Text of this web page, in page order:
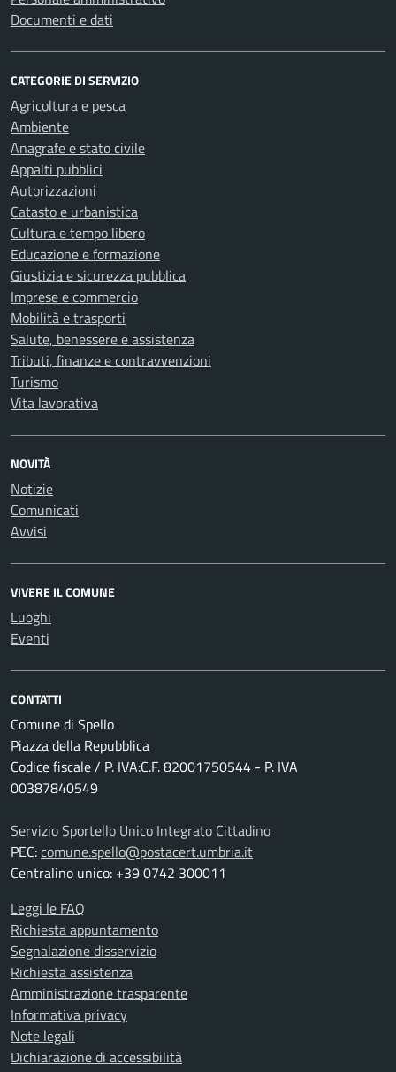
Documenti e dati
CATEGORIE DI SERVIZIO
Agricoltura e pesca
Ambiente
Anagrafe e stato civile
Appalti pubblici
Autorizzazioni
Catasto e urbanistica
Cultura e tempo libero
Educazione e formazione
Giustizia e sicurezza pubblica
Imprese e commercio
Mobilità e trasporti
Salute, benessere e assistenza
Tributi, finanze e contravvenzioni
Turismo
Vita lavorativa
NOVITÀ
Notizie
Comunicati
Avvisi
VIVERE IL COMUNE
Luoghi
Eventi
CONTATTI
Comune di Spello
Piazza della Repubblica
Codice fiscale / P. IVA:C.F. 82001750544 - P. IVA
00387840549
Servizio Sportello Unico Integrato Cittadino
PEC:comune.spello@postacert.umbria.it
Centralino unico: +39 0742 300011
Leggi le FAQ
Richiesta appuntamento
Segnalazione disservizio
Richiesta assistenza
Amministrazione trasparente
Informativa privacy
Note legali
Dichiarazione di accessibilità